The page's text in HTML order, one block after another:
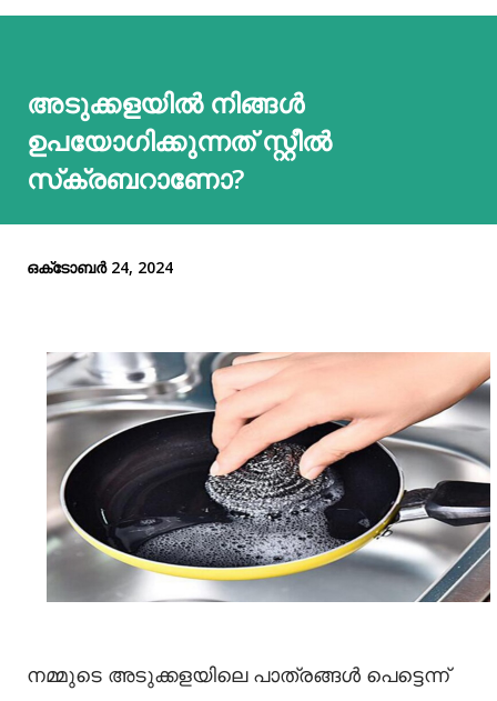
അടുക്കളയില്‍ നിങ്ങള്‍
ഉപയോഗിക്കുന്നത് സ്റ്റീല്‍
സ്‌ക്രബറാണോ?
ഒക്‌ടോബർ 24, 2024
നമ്മുടെ അടുക്കളയിലെ പാത്രങ്ങള്‍ പെട്ടെന്ന്